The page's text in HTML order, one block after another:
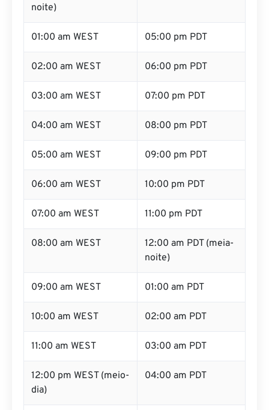
noite)
01:00 am WEST 05:00 pm PDT
02:00 am WEST 06:00 pm PDT
03:00 am WEST 07:00 pm PDT
04:00 am WEST 08:00 pm PDT
05:00 am WEST 09:00 pm PDT
06:00 am WEST 10:00 pm PDT
07:00 am WEST 11:00 pm PDT
08:00 am WEST
12:00 am PDT (meia-
noite)
09:00 am WEST 01:00 am PDT
10:00 am WEST 02:00 am PDT
11:00 am WEST 03:00 am PDT
12:00 pm WEST (meio-
dia)
04:00 am PDT